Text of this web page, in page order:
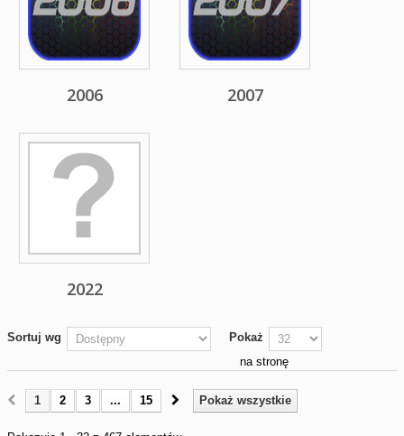
2006 2007
2022
Sortuj wg
Pokaż
na stronę
Pokaż wszystkie
1 2 3 ... 15